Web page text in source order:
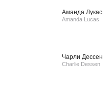
Аманда Лукас
Amanda Lucas
Чарли Дессен
Charlie Dessen